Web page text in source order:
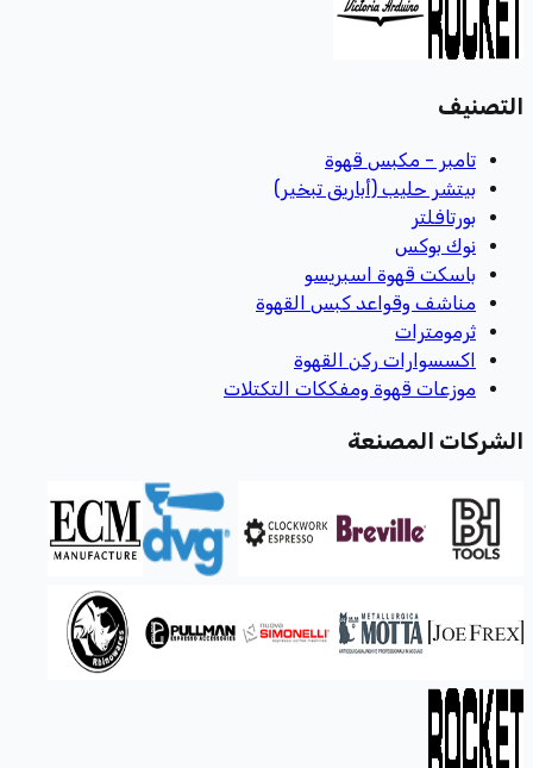
التصنيف
تامبر - مكبس قهوة
بيتشر حليب (أباريق تبخير)
بورتافلتر
نوك بوكس
باسكت قهوة اسبريسو
مناشف وقواعد كبس القهوة
ثرمومترات
اكسسوارات ركن القهوة
موزعات قهوة ومفككات التكتلات
الشركات المصنعة